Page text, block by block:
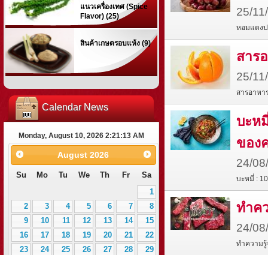
25/
หอมแดง
สาร
25/
สารอาห
บะห
ของ
24/
บะหมี่ :
ทำค
24/
ทำความรู้
แนวเครื่องเทศ (Spice
Flavor) (25)
สินค้าเกษตรอบแห้ง (9)
Calendar News
Monday, August 10, 2026 2:21:14 AM
August 2026
Su Mo Tu We Th Fr
Sa
1
2
3 4 5 6 7
8
9
10 11 12 13 14
15
16
17 18 19 20 21
22
23
24 25 26 27 28
29